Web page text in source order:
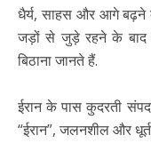
धैर्य, साहस और आगे बढ़ने
जड़ों से जुड़े रहने के बाद
बिठाना जानते हैं.
ईरान के पास कुदरती
“ईरान”, जलनशील और